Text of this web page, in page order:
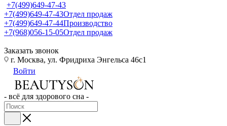
+7(499)649-47-43
+7(499)649-47-43Отдел продаж
+7(499)649-47-44Производство
+7(968)056-15-05Отдел продаж
Заказать звонок
г. Москва, ул. Фридриха Энгельса 46с1
Войти
- всё для здорового сна -